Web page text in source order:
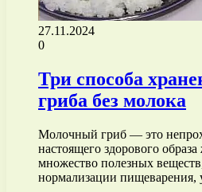
27.11.2024
0
Три способа
гриба без молока
Молочный гриб — это
настоящего здорового
множество полезных
нормализации